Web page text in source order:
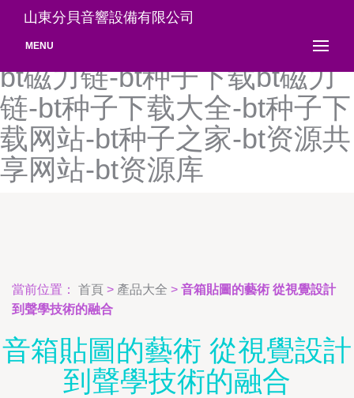
bt种子天堂 磁力-bt种子网站
大全-bt种子下载-bt种子下载
bt磁力链-bt种子下载bt磁力
链-bt种子下载大全-bt种子下
载网站-bt种子之家-bt资源共
享网站-bt资源库
山東分貝音響設備有限公司
MENU
當前位置： 首頁 > 產品大全 > 音箱貼圖的藝術 從視覺設計
到聲學技術的融合
音箱貼圖的藝術 從視覺設計
到聲學技術的融合